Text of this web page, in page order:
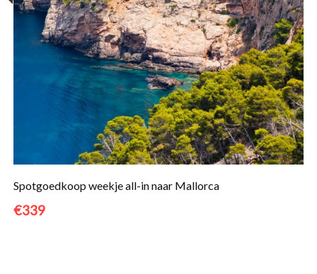
Spotgoedkoop weekje all-in naar Mallorca
€339